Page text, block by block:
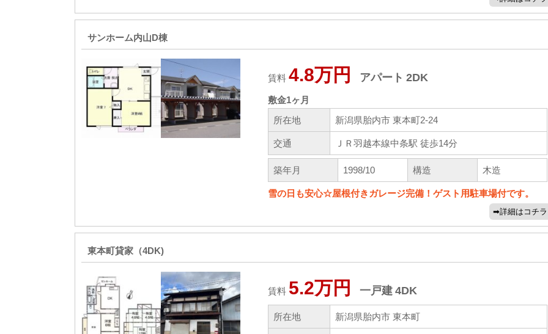
サンホーム内山D棟
賃料 4.8万円 アパート 2DK
敷金1ヶ月
所在地
新潟県胎内市 東本町2-24
交通 ＪＲ羽越本線中条駅 徒歩14分
築年月 1998/10 構造 木造
雪の日も安心☆屋根付きガレージ完備！ゲスト用駐車場付です。
東本町貸家（4DK)
賃料 5.2万円 一戸建 4DK
所在地 新潟県胎内市 東本町